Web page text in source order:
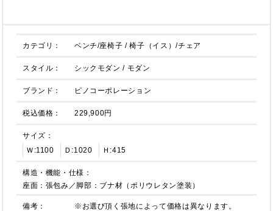
カテゴリ： ベンチ/座椅子 /椅子（イス）/チェア
スタイル： シックモダン / モダン
ブランド： ピノコーポレーション
税込価格： 229,900円
サイズ：
Ｗ:1100
Ｄ:1020 Ｈ:415
構造・機能・仕様：
座面：張包み／脚部：ブナ材（ポリウレタン塗装）
備考：
※お選び頂く張地によって価格は異なります。